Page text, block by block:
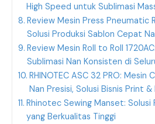
High Speed untuk Sublimasi
Review Mesin Press Pneumatic
Solusi Produksi Sablon Cepat
Review Mesin Roll to Roll
Sublimasi Nan Konsisten di
RHINOTEC ASC 32 PRO:
Nan Presisi, Solusi Bisnis Print
Rhinotec Sewing Manset: Solusi
yang Berkualitas Tinggi